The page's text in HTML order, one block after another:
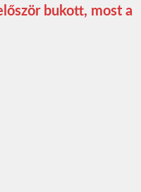
bukott, most a